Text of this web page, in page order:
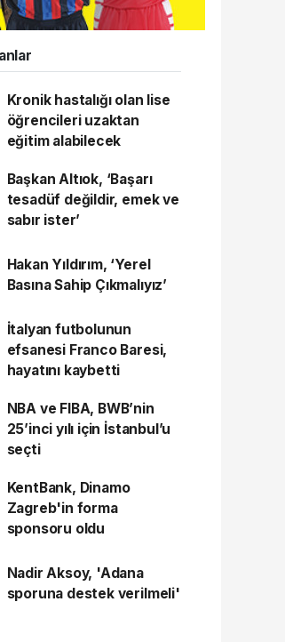
Kronik hastalığı olan lise
öğrencileri uzaktan
eğitim alabilecek
Başkan Altıok, ‘Başarı
tesadüf değildir, emek ve
sabır ister’
Hakan Yıldırım, ‘Yerel
Basına Sahip Çıkmalıyız’
İtalyan futbolunun
efsanesi Franco Baresi,
hayatını kaybetti
NBA ve FIBA, BWB’nin
25’inci yılı için İstanbul’u
seçti
KentBank, Dinamo
Zagreb'in forma
sponsoru oldu
Nadir Aksoy, 'Adana
sporuna destek verilmeli'